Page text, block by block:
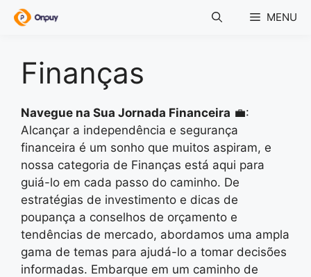
Skip
MENU
Finanças
Navegue na Sua Jornada Financeira 💼:
Alcançar a independência e segurança
financeira é um sonho que muitos aspiram, e
nossa categoria de Finanças está aqui para
guiá-lo em cada passo do caminho. De
estratégias de investimento e dicas de
poupança a conselhos de orçamento e
tendências de mercado, abordamos uma ampla
gama de temas para ajudá-lo a tomar decisões
informadas. Embarque em um caminho de